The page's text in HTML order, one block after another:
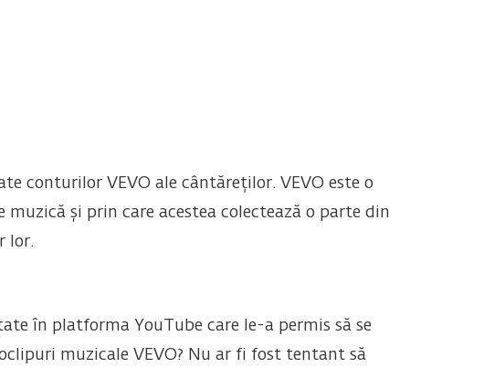
conturilor VEVO ale cântăreților. VEVO este o
și prin care acestea colectează o parte din
lor.
în platforma YouTube care le-a permis să se
muzicale VEVO? Nu ar fi fost tentant să